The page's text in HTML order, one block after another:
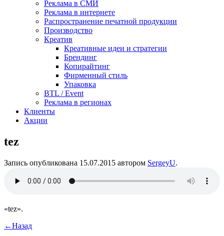
Реклама в СМИ
Реклама в интернете
Распространение печатной продукции
Производство
Креатив
Креативные идеи и стратегии
Брендинг
Копирайтинг
Фирменный стиль
Упаковка
BTL / Event
Реклама в регионах
Клиенты
Акции
tez
Запись опубликована 15.07.2015 автором SergeyU.
«tez».
←Назад